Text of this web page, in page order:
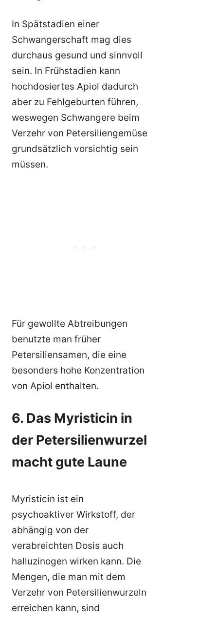
In Spätstadien einer
Schwangerschaft mag dies
durchaus gesund und sinnvoll
sein. In Frühstadien kann
hochdosiertes Apiol dadurch
aber zu Fehlgeburten führen,
weswegen Schwangere beim
Verzehr von Petersiliengemüse
grundsätzlich vorsichtig sein
müssen.
Für gewollte Abtreibungen
benutzte man früher
Petersiliensamen, die eine
besonders hohe Konzentration
von Apiol enthalten.
6. Das Myristicin in
der Petersilienwurzel
macht gute Laune
Myristicin ist ein
psychoaktiver Wirkstoff, der
abhängig von der
verabreichten Dosis auch
halluzinogen wirken kann. Die
Mengen, die man mit dem
Verzehr von Petersilienwurzeln
erreichen kann, sind